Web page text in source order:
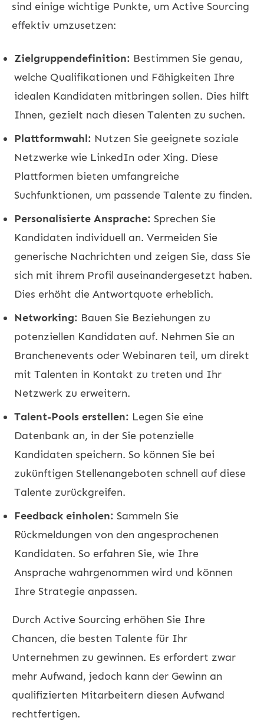
sind einige wichtige Punkte, um Active Sourcing
effektiv umzusetzen:
Zielgruppendefinition: Bestimmen Sie genau,
welche Qualifikationen und Fähigkeiten Ihre
idealen Kandidaten mitbringen sollen. Dies hilft
Ihnen, gezielt nach diesen Talenten zu suchen.
Plattformwahl: Nutzen Sie geeignete soziale
Netzwerke wie LinkedIn oder Xing. Diese
Plattformen bieten umfangreiche
Suchfunktionen, um passende Talente zu finden.
Personalisierte Ansprache: Sprechen Sie
Kandidaten individuell an. Vermeiden Sie
generische Nachrichten und zeigen Sie, dass Sie
sich mit ihrem Profil auseinandergesetzt haben.
Dies erhöht die Antwortquote erheblich.
Networking: Bauen Sie Beziehungen zu
potenziellen Kandidaten auf. Nehmen Sie an
Branchenevents oder Webinaren teil, um direkt
mit Talenten in Kontakt zu treten und Ihr
Netzwerk zu erweitern.
Talent-Pools erstellen: Legen Sie eine
Datenbank an, in der Sie potenzielle
Kandidaten speichern. So können Sie bei
zukünftigen Stellenangeboten schnell auf diese
Talente zurückgreifen.
Feedback einholen: Sammeln Sie
Rückmeldungen von den angesprochenen
Kandidaten. So erfahren Sie, wie Ihre
Ansprache wahrgenommen wird und können
Ihre Strategie anpassen.
Durch Active Sourcing erhöhen Sie Ihre
Chancen, die besten Talente für Ihr
Unternehmen zu gewinnen. Es erfordert zwar
mehr Aufwand, jedoch kann der Gewinn an
qualifizierten Mitarbeitern diesen Aufwand
rechtfertigen.